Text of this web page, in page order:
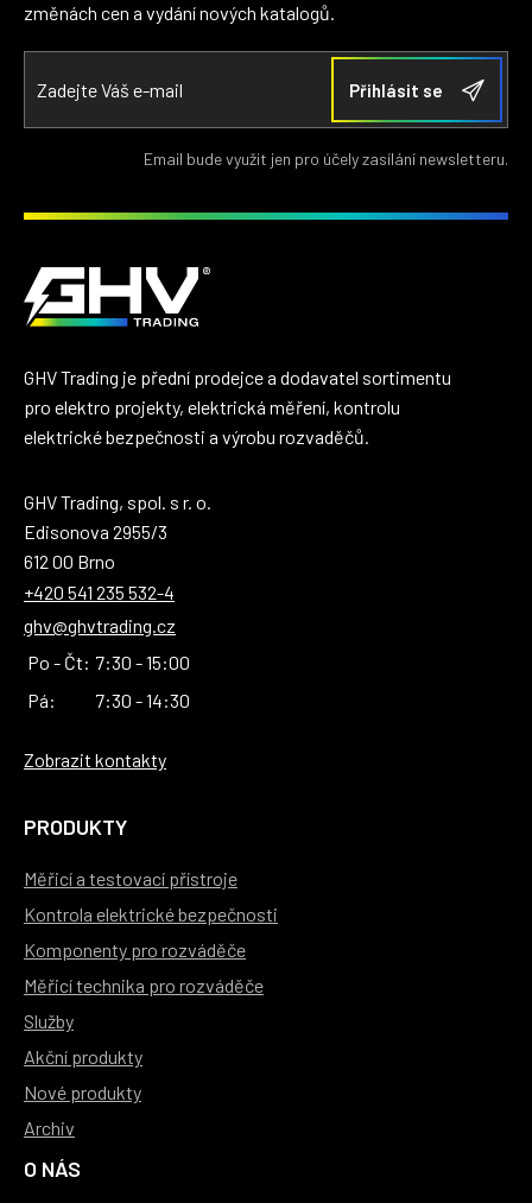
změnách cen a vydání nových katalogů.
Email bude využit jen pro účely zasílání newsletteru.
GHV Trading je přední prodejce a dodavatel sortimentu
pro elektro projekty, elektrická měření, kontrolu
elektrické bezpečnosti a výrobu rozvaděčů.
GHV Trading, spol. s r. o.
Edisonova 2955/3
612 00 Brno
+420 541 235 532-4
ghv@ghvtrading.cz
Po - Čt: 7:30 - 15:00
Pá:
7:30 - 14:30
Zobrazit kontakty
PRODUKTY
Měřicí a testovací přístroje
Kontrola elektrické bezpečnosti
Komponenty pro rozváděče
Měřicí technika pro rozváděče
Služby
Akční produkty
Nové produkty
Archiv
O NÁS